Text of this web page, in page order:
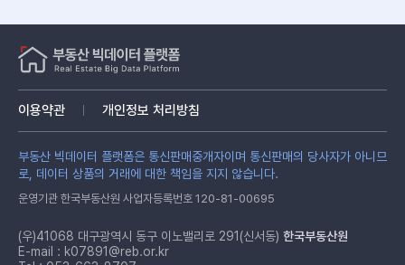
이용약관 개인정보 처리방침
부동산 빅데이터 플랫폼은 통신판매중개자이며 통신판매의 당사자가 아니므
로, 데이터 상품의 거래에 대한 책임을 지지 않습니다.
운영기관 한국부동산원 사업자등록번호 120-81-00695
(우)41068 대구광역시 동구 이노밸리로 291(신서동) 한국부동산원
E-mail : k07891@reb.or.kr